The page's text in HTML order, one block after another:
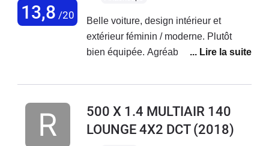
13,8 /20
Belle voiture, design intérieur et
extérieur féminin / moderne. Plutôt
bien équipée. Agréable à conduire sur
de route. Malheureusement aucune
voiture vieillit très mal, tout se met à
déconner et les réparations
500 X 1.4 MULTIAIR 140
LOUNGE 4X2 DCT(2018)